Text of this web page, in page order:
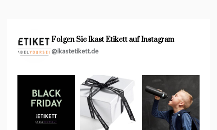
Folgen Sie Ikast Etikett auf Instagram
@ikastetikett.de